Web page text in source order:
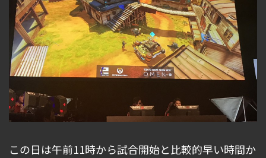
この日は午前11時から試合開始と比較的早い時間か